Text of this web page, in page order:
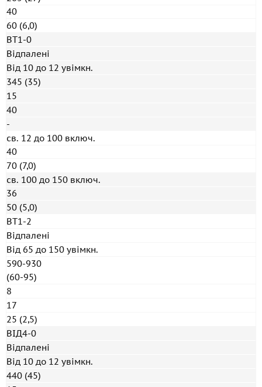
40
60 (6,0)
ВТ1-0
Відпалені
Від 10 до 12 увімкн.
345 (35)
15
40
-
св. 12 до 100 включ.
40
70 (7,0)
св. 100 до 150 включ.
36
50 (5,0)
ВТ1-2
Відпалені
Від 65 до 150 увімкн.
590-930
(60-95)
8
17
25 (2,5)
ВІД4-0
Відпалені
Від 10 до 12 увімкн.
440 (45)